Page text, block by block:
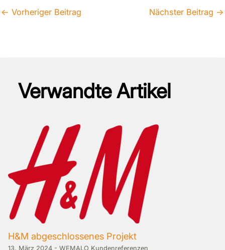
← Vorheriger Beitrag Nächster Beitrag →
Verwandte Artikel
H&M abgeschlossenes Projekt
13. März 2024 - WEMALO Kundenreferenzen